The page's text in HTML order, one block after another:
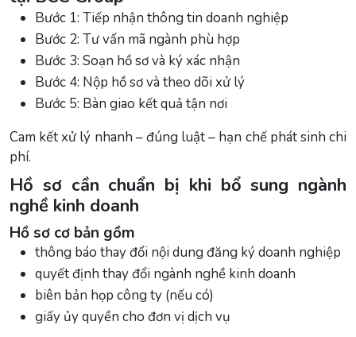
Bước 1: Tiếp nhận thông tin doanh nghiệp
Bước 2: Tư vấn mã ngành phù hợp
Bước 3: Soạn hồ sơ và ký xác nhận
Bước 4: Nộp hồ sơ và theo dõi xử lý
Bước 5: Bàn giao kết quả tận nơi
Cam kết xử lý nhanh – đúng luật – hạn chế phát sinh chi
phí.
Hồ sơ cần chuẩn bị khi bổ sung ngành
nghề kinh doanh
Hồ sơ cơ bản gồm
thông báo thay đổi nội dung đăng ký doanh nghiệp
quyết định thay đổi ngành nghề kinh doanh
biên bản họp công ty (nếu có)
giấy ủy quyền cho đơn vị dịch vụ